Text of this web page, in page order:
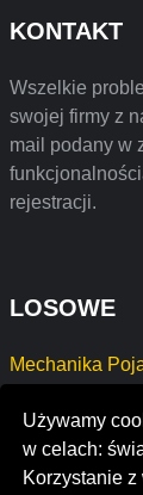
Używamy
w celach:
Korzystanie
KONTAKT
Wszelkie
swojej firmy z
mail podany w
rejestracji.
LOSOWE
Mechanika
P.W.
Top Advice
DZIECIOM